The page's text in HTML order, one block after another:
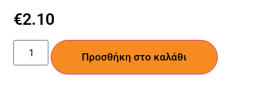
€2.10
Προσθήκη στο καλάθι